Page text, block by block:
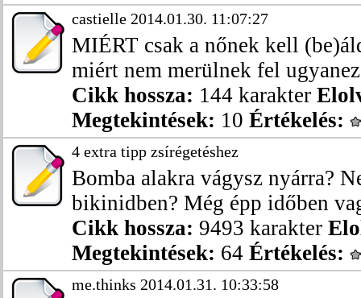
castielle 2014.01.30. 11:07:27
MIÉRT csak a nőnek kell
miért nem merülnek fel
Cikk hossza: 144 karakter
Megtekintések: 10 Értékelés:
4 extra tipp zsírégetéshez
Bomba alakra vágysz nyárra?
bikinidben? Még épp időben
Cikk hossza: 9493 karakter
Megtekintések: 64 Értékelés:
me.thinks 2014.01.31. 10:33:58